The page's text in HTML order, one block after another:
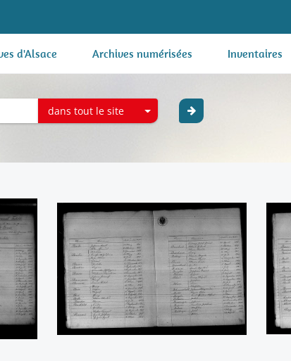
d'Alsace Archives numérisées Inventaires
dans tout le site